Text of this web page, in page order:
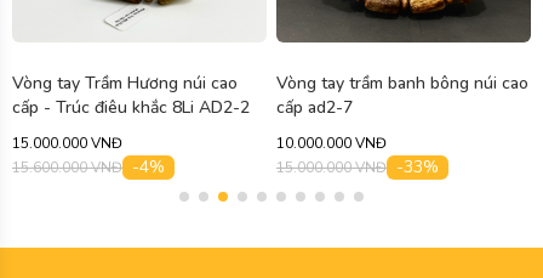
Vòng tay trầm banh bông núi cao
cấp ad2-7
10.000.000 VNĐ
15.000.000 VNĐ -33%
Vòng tay trầm hương Banh Bông
dáng trúc viền vàng 18k cao cấp
AD2-5V
9.700.000 VNĐ